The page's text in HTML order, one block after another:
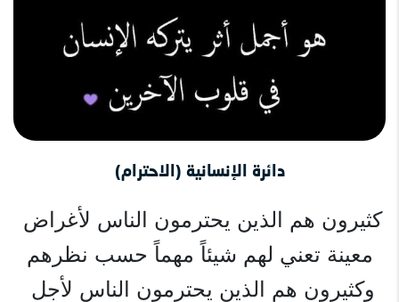
دائرة الإنسانية (الاحترام)
كثيرون هم الذين يحترمون الناس لأغراض
معينة تعني لهم شيئاً مهماً حسب نظرهم
وكثيرون هم الذين يحترمون الناس لأجل